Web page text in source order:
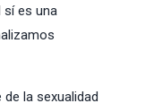
sí es una
la sexualidad